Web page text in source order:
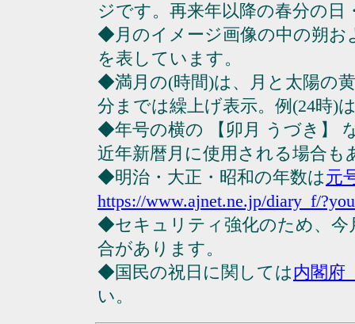
ジです。再来年以降の春分の日
◆月のイメージ画像の中の朔
を表しています。
◆満月の(時間)は、月と太陽の
分までは繰上げ表示。例(24時)
◆年号の横の 【卯月 うづき】
近年新暦月に使用される場合も
◆明治・大正・昭和の年数は元
https://www.ajnet.ne.jp/diary_f/
◆セキュリティ強化のため、今
合があります。
◆国民の祝日に関しては内閣府
い。